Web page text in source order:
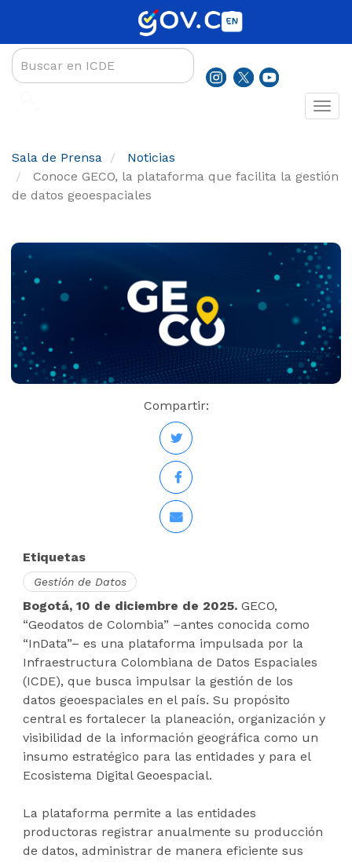
contenido
principal
Sala de Prensa
Noticias
Conoce GECO, la plataforma que facilita la gestión
de datos geoespaciales
Compartir:
Etiquetas
Gestión de Datos
Bogotá, 10 de diciembre de 2025. GECO,
“Geodatos de Colombia” –antes conocida como
“InData”– es una plataforma impulsada por la
Infraestructura Colombiana de Datos Espaciales
(ICDE), que busca impulsar la gestión de los
datos geoespaciales en el país. Su propósito
central es fortalecer la planeación, organización y
visibilidad de la información geográfica como un
insumo estratégico para las entidades y para el
Ecosistema Digital Geoespacial.
La plataforma permite a las entidades
productoras registrar anualmente su producción
de datos, administrar de manera eficiente sus